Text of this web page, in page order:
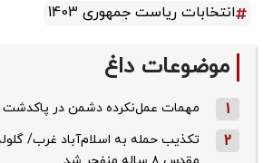
انتخابات ریاست جمهوری 1403
موضوعات داغ
1 مهمات عمل‌نکرده دشمن در پاکدشت
2
تکذیب حمله به اسلام‌آباد غرب/